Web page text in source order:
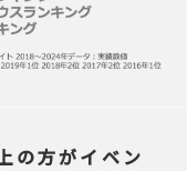
の方がイベン